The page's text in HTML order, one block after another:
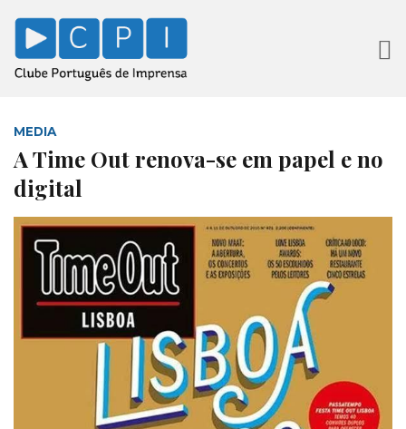
MEDIA
A Time Out renova-se em papel e no
digital